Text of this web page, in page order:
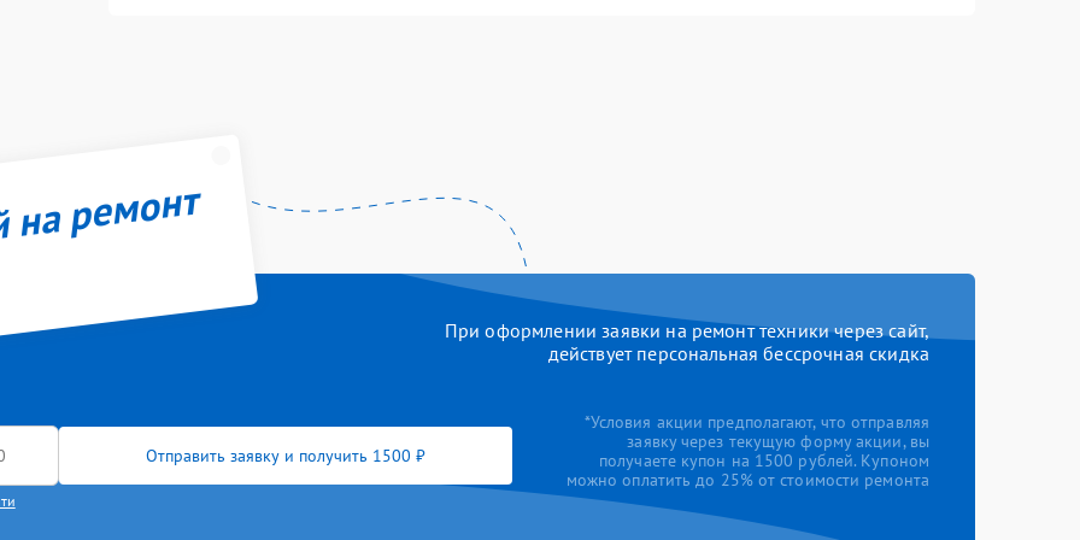
ремонт
При оформлении заявки на ремонт техники через сайт,
действует персональная бессрочная скидка
Отправить заявку и получить 1500 ₽
*Условия акции предполагают, что отправляя
заявку через текущую форму акции, вы
получаете купон на 1500 рублей. Купоном
можно оплатить до 25% от стоимости ремонта